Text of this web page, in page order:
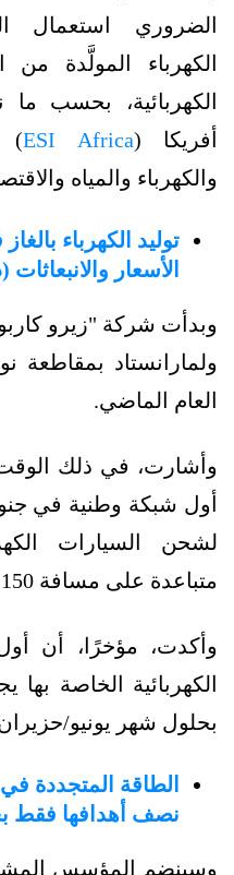
الضروري استعمال
الكهرباء المولَّدة
الكهربائية، بحسب
أفريكا (ESI Africa
)
والكهرباء والمياه
توليد الكهرباء
الأسعار
وبدأت شركة "زيرو
ولمارانستاد بمقاطعة
العام الماضي.
وأشارت، في ذلك
لشحن السيارات
متباعدة على مسافة 150 كيلومترًا".
وأكدت، مؤخرًا، أن
الكهربائية الخاصة
بحلول شهر يونيو/
الطاقة المتجددة
نصف أهدافها فقط بحلول
وسينضم المؤسس